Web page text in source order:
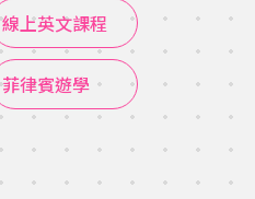
線上英文課程
菲律賓遊學